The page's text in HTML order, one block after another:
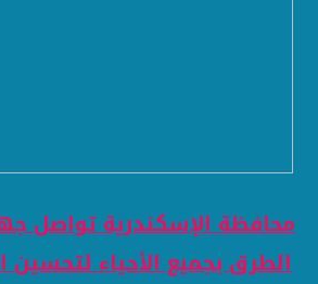
محافظة الإسكندرية تواصل
الطرق بجميع الأحياء لتحسين